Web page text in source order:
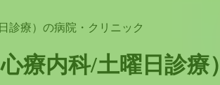
診療）の病院・クリニック
療内科/土曜日診療）